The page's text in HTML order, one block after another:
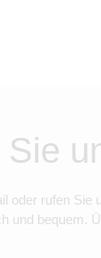
oder rufen Sie
und bequem.